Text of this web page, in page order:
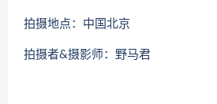
拍摄地点：中国北京
拍摄者&摄影师：野马君